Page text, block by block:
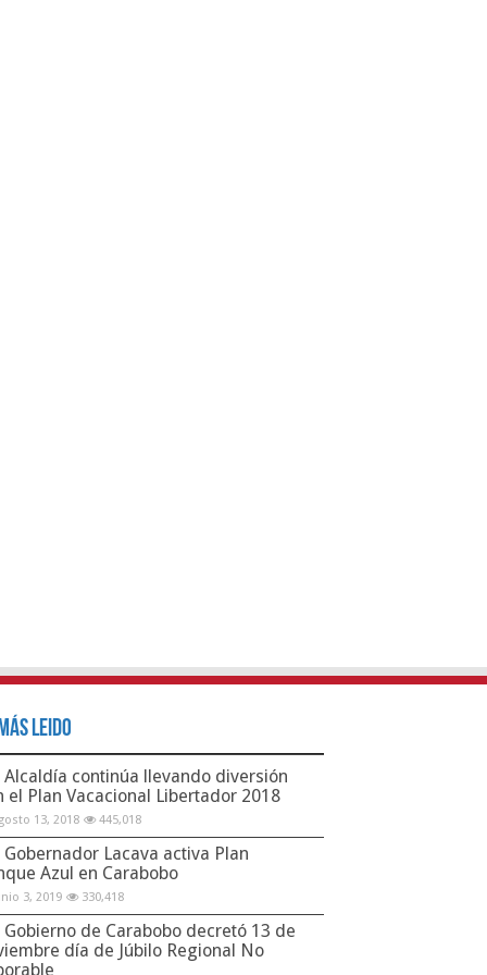
Leido
Alcaldía continúa llevando diversión
el Plan Vacacional Libertador 2018
13, 2018 445,018
Gobernador Lacava activa Plan
Azul en Carabobo
3, 2019 330,418
Gobierno de Carabobo decretó 13 de
día de Júbilo Regional No